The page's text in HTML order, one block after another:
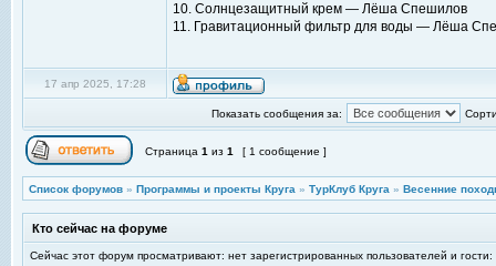
10. Солнцезащитный крем — Лёша Спешилов
11. Гравитационный фильтр для воды — Лёша
17 апр 2025, 17:28
Показать сообщения за:
Страница 1 из 1 [ 1 сообщение ]
Список форумов » Программы и проекты Круга » ТурКлуб Круга » Весенние
Кто сейчас на форуме
Сейчас этот форум просматривают: нет зарегистрированных пользователей и гости: